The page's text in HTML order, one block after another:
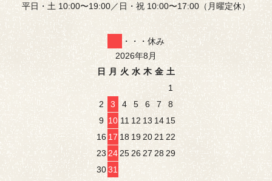
平日・土 10:00〜19:00／日・祝 10:00〜17:00（月曜定休）
・・・休み
2026年8月
日
月 火 水 木 金 土
1
2
3 4 5 6 7
8
9 10 11 12 13 14 15
16 17 18 192021 22
23 24 2526 27 28 29
3031